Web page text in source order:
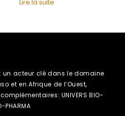
Lire la suite
un acteur clé dans le domaine
et en Afrique de l’Ouest,
UNIVERS BIO-
PHARMA